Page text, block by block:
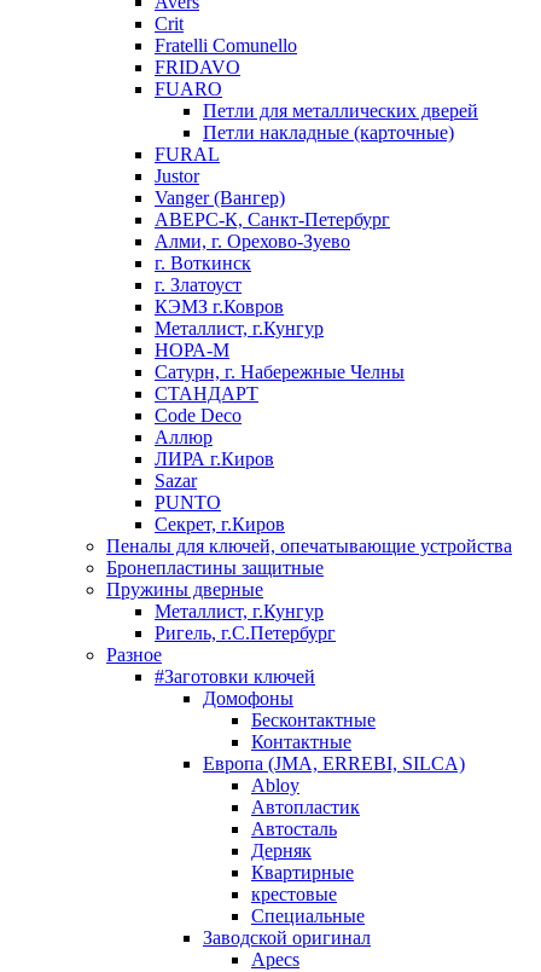
Crit
Fratelli Comunello
FRIDAVO
FUARO
Петли для металлических дверей
Петли накладные (карточные)
FURAL
Justor
Vanger (Вангер)
АВЕРС-К, Санкт-Петербург
Алми, г. Орехово-Зуево
г. Воткинск
г. Златоуст
КЭМЗ г.Ковров
Металлист, г.Кунгур
НОРА-М
Сатурн, г. Набережные Челны
СТАНДАРТ
Code Deco
Аллюр
ЛИРА г.Киров
Sazar
PUNTO
Секрет, г.Киров
Пеналы для ключей, опечатывающие устройства
Бронепластины защитные
Пружины дверные
Металлист, г.Кунгур
Ригель, г.С.Петербург
Разное
#Заготовки ключей
Домофоны
Бесконтактные
Контактные
Европа (JMA, ERREBI, SILCA)
Abloy
Автопластик
Автосталь
Дерняк
Квартирные
крестовые
Специальные
Заводской оригинал
Apecs